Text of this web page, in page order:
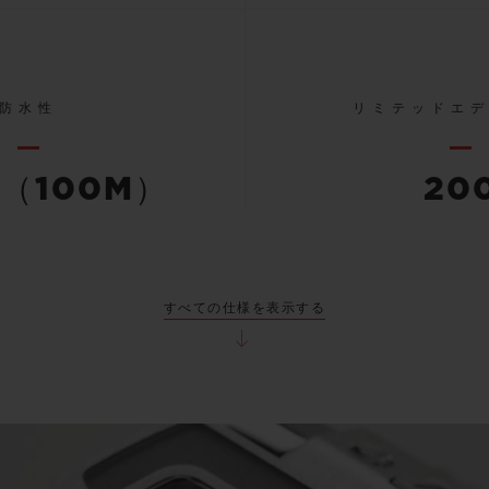
水性
100M）
リミテッドエ
すべての仕様を表示する